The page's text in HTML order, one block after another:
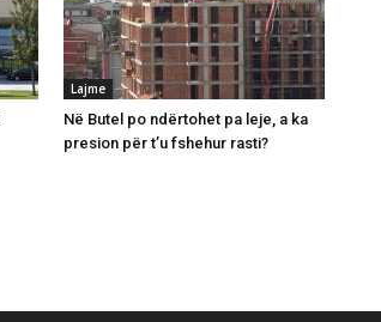
Lajme
Në Butel po ndërtohet pa leje, a ka
presion për t’u fshehur rasti?